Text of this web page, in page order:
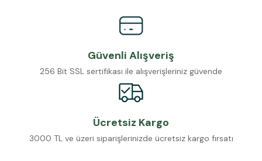
Güvenli Alışveriş
256 Bit SSL sertifikası ile alışverişleriniz güvende
Ücretsiz Kargo
3000 TL ve üzeri siparişlerinizde ücretsiz kargo fırsatı